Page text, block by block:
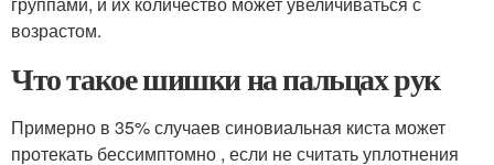
возрастом.
Что такое шишки на пальцах рук
Примерно в 35% случаев синовиальная киста может
протекать бессимптомно , если не считать уплотнения